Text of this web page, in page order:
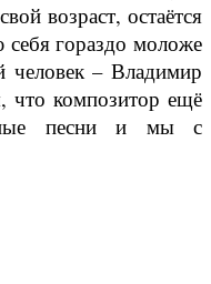
возраст, остаётся
гораздо моложе
человек – Владимир
что композитор ещё
песни и мы с